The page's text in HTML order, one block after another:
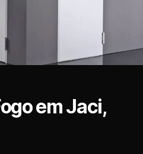
em Jaci,